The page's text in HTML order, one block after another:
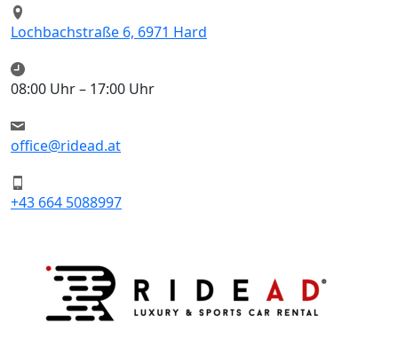
Lochbachstraße 6, 6971 Hard
08:00 Uhr – 17:00 Uhr
office@ridead.at
+43 664 5088997